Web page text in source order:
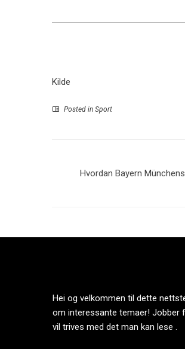
Kilde
Posted in Sport
Hvordan Bayern
Hei og velkommen til dette
om interessante temaer! Jobber
vil trives med det man kan lese .